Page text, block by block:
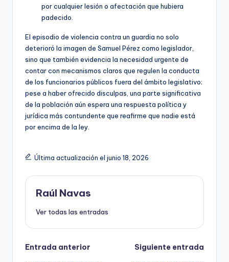
por cualquier lesión o afectación que hubiera
padecido.
El episodio de violencia contra un guardia no solo
deterioró la imagen de Samuel Pérez como legislador,
sino que también evidencia la necesidad urgente de
contar con mecanismos claros que regulen la conducta
de los funcionarios públicos fuera del ámbito legislativo;
pese a haber ofrecido disculpas, una parte significativa
de la población aún espera una respuesta política y
jurídica más contundente que reafirme que nadie está
por encima de la ley.
Última actualización el junio 18, 2026
Raúl Navas
Ver todas las entradas
Navegación
Entrada anterior
Siguiente entrada